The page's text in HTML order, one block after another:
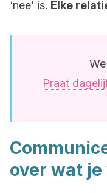
‘nee’ is. Elke
Praat
over wat